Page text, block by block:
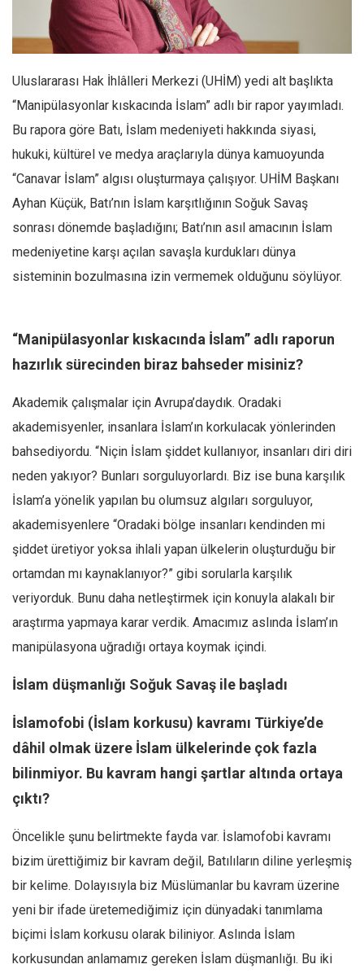
Facebook
Instagram
Editörden
Kemal Özer
Mahmut Toptaş
Yvonne Ridley
Barış Tarımcıoğlu
Ömer Kayani
Yusuf Armağan
Leyla Şerif Emin
Selçuk Türkyılmaz
Amina S. Jenenkovic
Bağdagül Öz
Esra Elönü
» Yazar arşivi
Bu Sayı
Kültür Sanat
Karisi kitap sualleri
7 soruda bu hafta
Ekonomi
Spor
Manzara
Sağlık
Gıda-Beslenme
Hayat
Türkiye
Siyaset
Dünya
Uluslararası Hak İhlâlleri Merkezi (UHİM) yedi alt başlıkta
“Manipülasyonlar kıskacında İslam” adlı bir rapor yayımladı.
Bu rapora göre Batı, İslam medeniyeti hakkında siyasi,
hukuki, kültürel ve medya araçlarıyla dünya kamuoyunda
“Canavar İslam” algısı oluşturmaya çalışıyor. UHİM Başkanı
Ayhan Küçük, Batı’nın İslam karşıtlığının Soğuk Savaş
sonrası dönemde başladığını; Batı’nın asıl amacının İslam
medeniyetine karşı açılan savaşla kurdukları dünya
sisteminin bozulmasına izin vermemek olduğunu söylüyor.
“Manipülasyonlar kıskacında İslam” adlı raporun
hazırlık sürecinden biraz bahseder misiniz?
Akademik çalışmalar için Avrupa’daydık. Oradaki
akademisyenler, insanlara İslam’ın korkulacak yönlerinden
bahsediyordu. “Niçin İslam şiddet kullanıyor, insanları diri diri
neden yakıyor? Bunları sorguluyorlardı. Biz ise buna karşılık
İslam’a yönelik yapılan bu olumsuz algıları sorguluyor,
akademisyenlere “Oradaki bölge insanları kendinden mi
şiddet üretiyor yoksa ihlali yapan ülkelerin oluşturduğu bir
ortamdan mı kaynaklanıyor?” gibi sorularla karşılık
veriyorduk. Bunu daha netleştirmek için konuyla alakalı bir
araştırma yapmaya karar verdik. Amacımız aslında İslam’ın
manipülasyona uğradığı ortaya koymak içindi.
İslam düşmanlığı Soğuk Savaş ile başladı
İslamofobi (İslam korkusu) kavramı Türkiye’de
dâhil olmak üzere İslam ülkelerinde çok fazla
bilinmiyor. Bu kavram hangi şartlar altında ortaya
çıktı?
Öncelikle şunu belirtmekte fayda var. İslamofobi kavramı
bizim ürettiğimiz bir kavram değil, Batılıların diline yerleşmiş
bir kelime. Dolayısıyla biz Müslümanlar bu kavram üzerine
yeni bir ifade üretemediğimiz için dünyadaki tanımlama
biçimi İslam korkusu olarak biliniyor. Aslında İslam
korkusundan anlamamız gereken İslam düşmanlığı. Bu iki